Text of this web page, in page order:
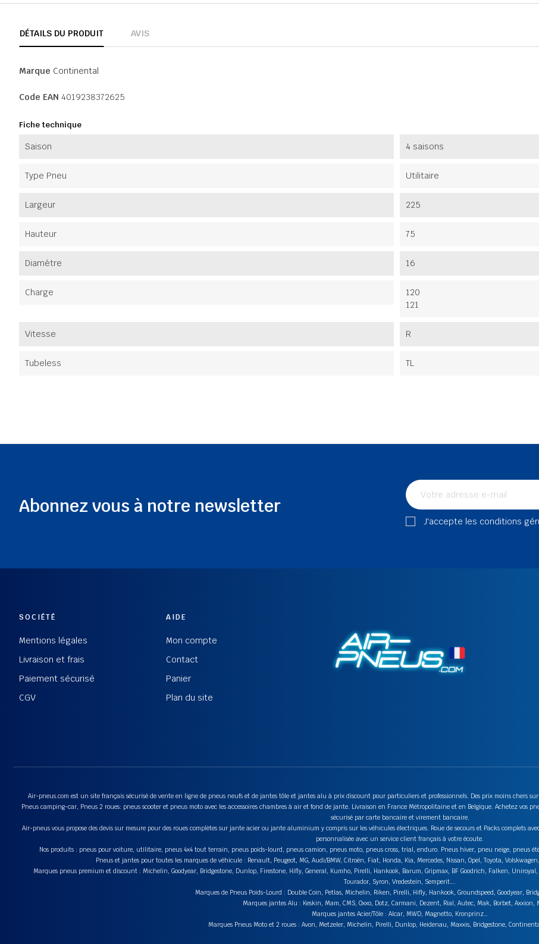
DÉTAILS DU PRODUIT AVIS
Marque Continental
Code EAN 4019238372625
Fiche technique
Saison 4 saisons
Type Pneu Utilitaire
Largeur 225
Hauteur 75
Diamètre 16
Charge
120
121
Vitesse R
Tubeless TL
Abonnez vous à notre newsletter
J'accepte les conditions
SOCIÉTÉ
Mentions légales
Livraison et frais
Paiement sécurisé
CGV
AIDE
Mon compte
Contact
Panier
Plan du site
Air-pneus.com est un site français sécurisé de vente en ligne de pneus neufs et de jantes tôle et jantes alu à prix discount pour particuliers et professionnels. Des prix moins chers
Pneus camping-car, Pneus 2 roues: pneus scooter et pneus moto avec les accessoires chambres à air et fond de jante. Livraison en France Métropolitaine et en Belgique. Achetez vos
sécurisé par carte bancaire et virement bancaire.
Air-pneus vous propose des devis sur mesure pour des roues complètes sur jante acier ou jante aluminium y compris sur les véhicules électriques. Roue de secours et Packs complets
personnalisée avec un service client français à votre écoute.
Nos produits : pneus pour voiture, utilitaire, pneus 4x4 tout terrain, pneus poids-lourd, pneus camion, pneus moto, pneus cross, trial, enduro. Pneus hiver, pneu neige, pneus
Pneus et jantes pour toutes les marques de véhicule : Renault, Peugeot, MG, Audi/BMW, Citroën, Fiat, Honda, Kia, Mercedes, Nissan, Opel, Toyota,
Marques pneus premium et discount : Michelin, Goodyear, Bridgestone, Dunlop, Firestone, Hifly, General, Kumho, Pirelli, Hankook, Barum, Gripmax, BF Goodrich, Falken, Uniroyal,
Tourador, Syron, Vredestein, Semperit….
Marques de Pneus Poids-Lourd : Double Coin, Petlas, Michelin, Riken, Pirelli, Hifly, Hankook, Groundspeed, Goodyear,
Marques jantes Alu : Keskin, Mam, CMS, Oxxo, Dotz, Carmani, Dezent, Rial, Autec, Mak, Borbet, Axxion,
Marques jantes Acier/Tôle : Alcar, MWD, Magnetto, Kronprinz…
Marques Pneus Moto et 2 roues : Avon, Metzeler, Michelin, Pirelli, Dunlop, Heidenau, Maxxis, Bridgestone,